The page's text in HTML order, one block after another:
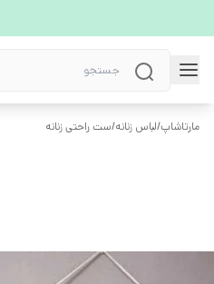
مارتاشاپ/لباس زنانه/ست راحتی زنانه